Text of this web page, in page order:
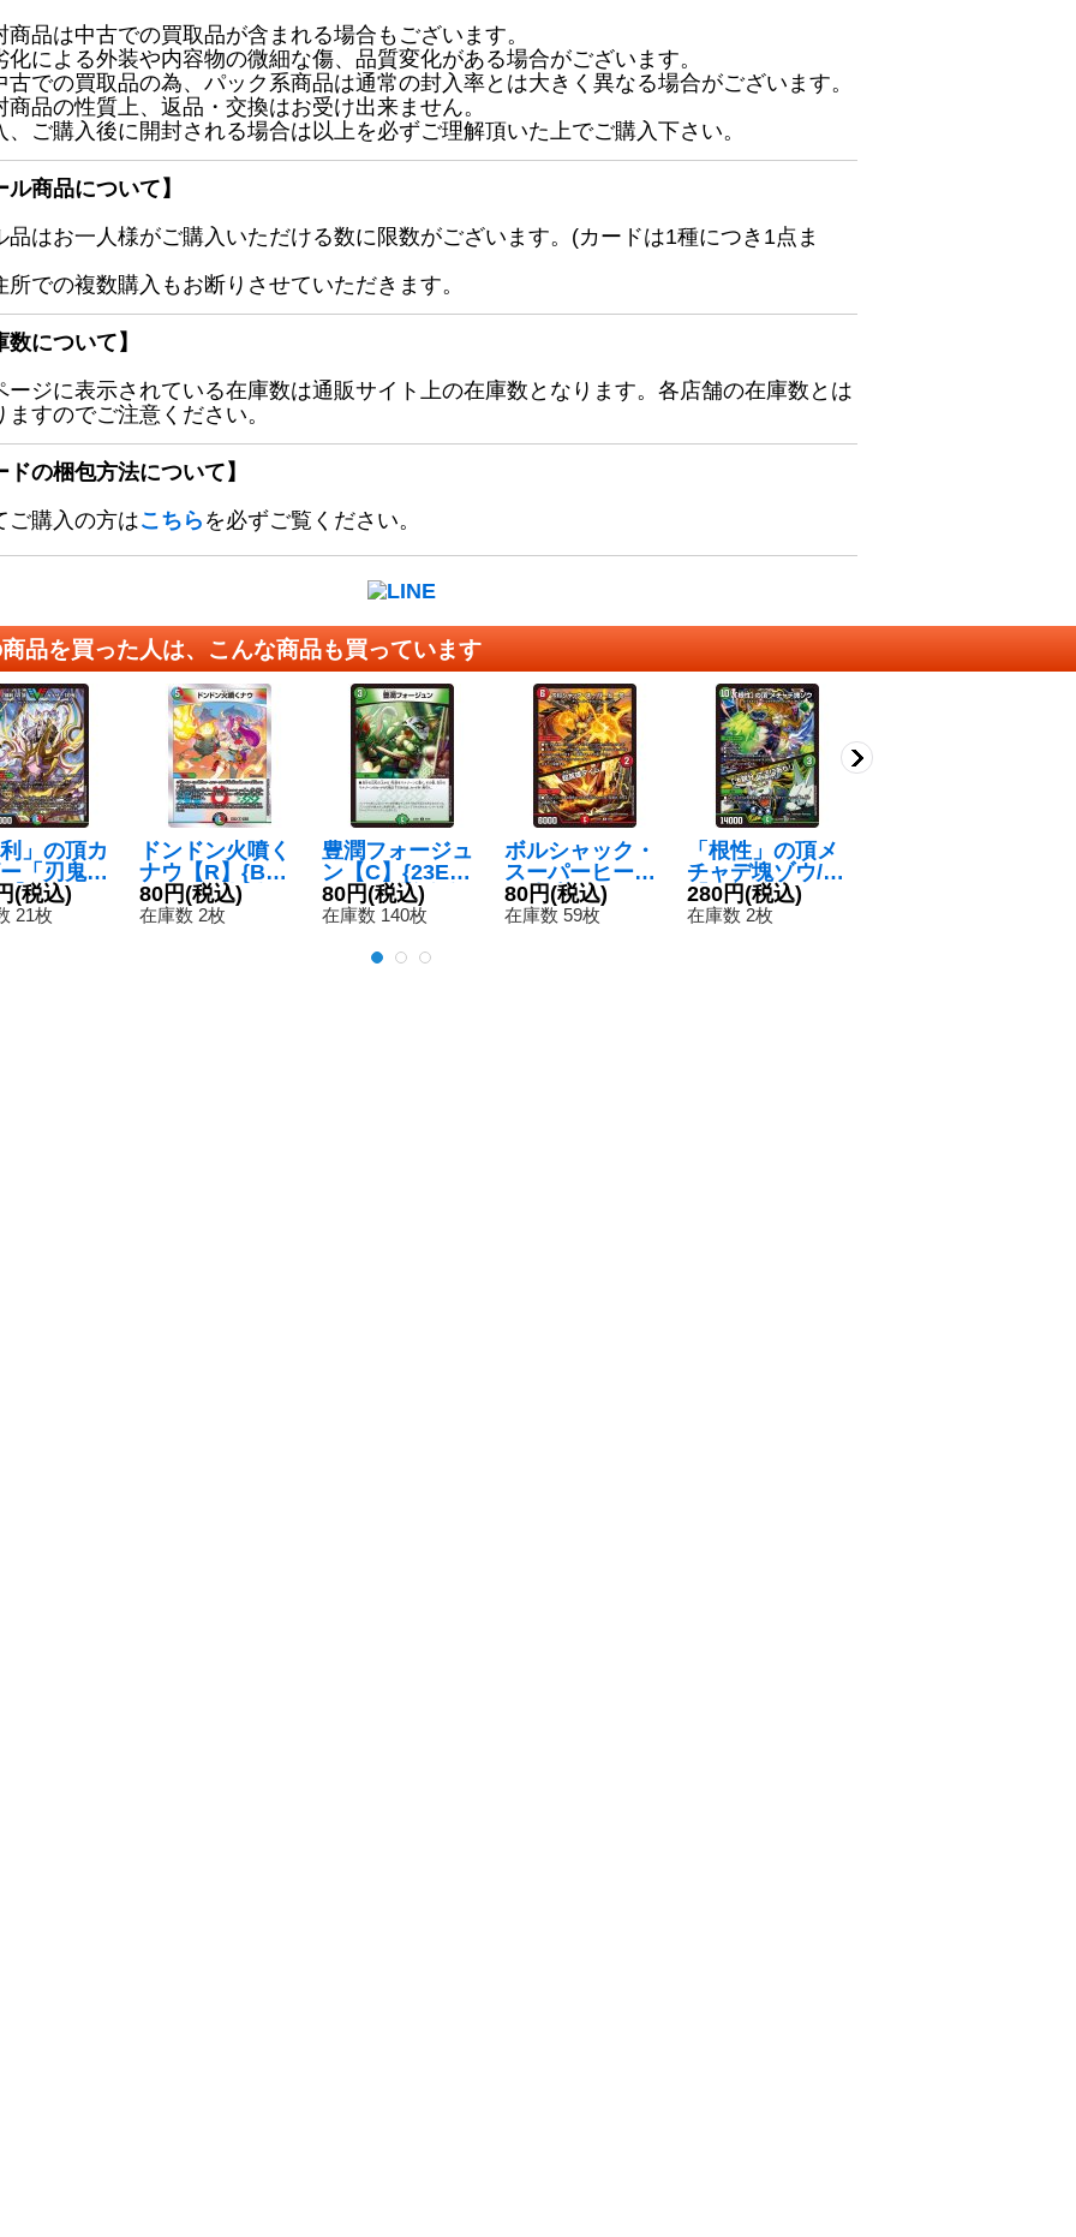
商品は中古での買取品が含まれる場合もございます。
化による外装や内容物の微細な傷、品質変化がある場合がございます。
古での買取品の為、パック系商品は通常の封入率とは大きく異なる場合がございます。
商品の性質上、返品・交換はお受け出来ません。
、ご購入後に開封される場合は以上を必ずご理解頂いた上でご購入下さい。
ル商品について】
品はお一人様がご購入いただける数に限数がございます。(カードは1種につき1点ま
所での複数購入もお断りさせていただきます。
数について】
ージに表示されている在庫数は通販サイト上の在庫数となります。各店舗の在庫数とは
ますのでご注意ください。
ドの梱包方法について】
ご購入の方はこちら を必ずご覧ください。
品を買った人は、こんな商品も買っています
」の頂カ
「刃鬼」
】{23EX1
多》
(税込)
21枚
ドンドン火噴く
ナウ【R】{BD1
910/14}《多》
80円(税込)
在庫数 2枚
豊潤フォージュ
ン【C】{23EX1
82/84}《自然》
80円(税込)
在庫数 140枚
ボルシャック・
スーパーヒーロ
ー/超英雄タイム
【R】{23EX13
80円(税込)
在庫数 59枚
「根性」の頂メ
チャデ塊ゾウ/
「大親分、ここ
にあり！」【V
280円(税込)
在庫数 2枚